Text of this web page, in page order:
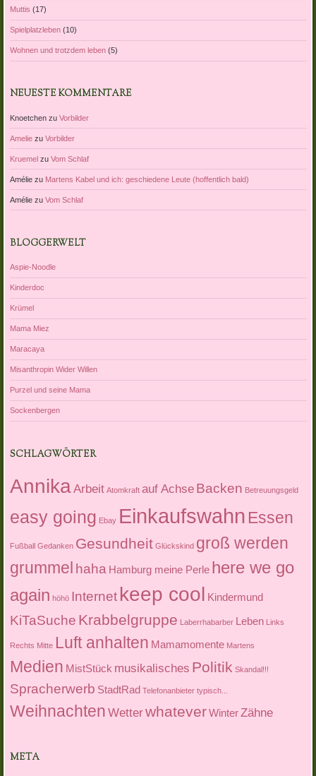
Muttis (17)
Spielplatzleben(10)
Wohnen und trotzdem leben(5)
NEUESTE KOMMENTARE
Knoetchenzu Vorbilder
Ameliezu Vorbilder
Kruemelzu Vom Schlaf
Améliezu Martens Kabel und ich: geschiedene Leute (hoffentlich bald)
Améliezu Vom Schlaf
BLOGGERWELT
Aspie-Noodle
Kinderdoc
Krümel
Mama Miez
Maracaya
Misanthropin Wider Willen
Purzel und seine Mama
Sockenbergen
SCHLAGWÖRTER
AnnikaArbeit Atomkraft auf Achse Backen Betreuungsgeld
easy going Ebay Einkaufswahn Essen
Fußball Gedanken Gesundheit Glückskind groß werden
grummel haha Hamburg meine Perle here we go
again höhö Internet keep cool Kindermund
KiTaSuche Krabbelgruppe Laberrhabarber Leben Links
Rechts Mitte Luft anhalten Mamamomente Martens
Medien MistStück musikalisches Politik Skandal!!!
Spracherwerb StadtRad Telefonanbieter typisch...
Weihnachten Wetterwhatever Winter Zähne
META